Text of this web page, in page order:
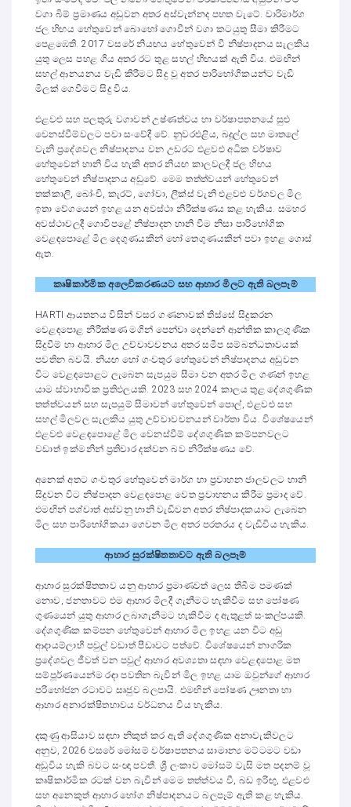
වගා බිම් ප්‍රමාණය අඩුවන අතර අස්වැන්නද පහත වැටේ. වාරිමාර්ග
ජල හිඟය හේතුවෙන් බොහෝ ගොවීන් වගා කටයුතු සීමා කිරීමට
පෙළඹෙති. 2017 වසරේ නියඟය හේතුවෙන් වී නිෂ්පාදනය සැලකිය
යුතු ලෙස පහළ ගිය අතර රට තුළ සහල් හිඟයක් ඇති විය. එමඟින්
සහල් ආනයනය වැඩි කිරීමට සිදු වූ අතර පාරිභෝගිකයන්ට වැඩි
මිලක් ගෙවීමට සිදු විය.
එළවළු සහ පලතුරු වගාවන් උෂ්ණත්වය හා වර්ෂාපතනයේ සුළු
වෙනස්වීම්වලට පවා සංවේදී වේ. නුවරඑළිය, බදුල්ල සහ මාතලේ
වැනි ප්‍රදේශවල නිෂ්පාදනය වන උඩරට එළවළු අධික වර්ෂාව
හේතුවෙන් හානි විය හැකි අතර නියඟ කාලවලදී ජල හිඟය
හේතුවෙන් නිෂ්පාදනය අඩුවේ. මෙම තත්ත්වයන් හේතුවෙන්
තක්කාලි, බෝංචි, කැරට්, ගෝවා, ලීක්ස් වැනි එළවළු වර්ගවල මිල
ඉතා වේගයෙන් ඉහළ යන අවස්ථා නිරීක්ෂණය කළ හැකිය. සමහර
අවස්ථාවලදී ගොවිපළේ නිෂ්පාදන හානි වීම නිසා පාරිභෝගික
වෙළඳපොළේ මිල දෙගුණයකින් හෝ තෙගුණයකින් පවා ඉහළ ගොස්
ඇත.
කෘෂිකාර්මික අලෙවිකරණයට සහ ආහාර මිලට ඇති බලපෑම්
HARTI ආයතනය විසින් වසර ගණනාවක් තිස්සේ සිදුකරන
වෙළඳපොළ නිරීක්ෂණ මගින් පෙන්වා දෙන්නේ ආන්තික කාලගුණික
සිදුවීම් හා ආහාර මිල උච්චාවචනය අතර සමීප සම්බන්ධතාවයක්
පවතින බවයි. නියඟ හෝ ගංවතුර හේතුවෙන් නිෂ්පාදනය අඩුවන
විට වෙළඳපොළට ලැබෙන සැපයුම සීමා වන අතර මිල ගණන් ඉහළ
යාම ස්වාභාවික ප්‍රතිඵලයකි. 2023 සහ 2024 කාලය තුළ දේශගුණික
තත්ත්වයන් සහ සැපයුම් සීමාවන් හේතුවෙන් පොල්, එළවළු සහ
සහල් මිලවල සැලකිය යුතු උච්චාවචනයන් වාර්තා විය. විශේෂයෙන්
එළවළු වෙළඳපොළේ මිල වෙනස්වීම් දේශගුණික කම්පනවලට
වඩාත් ඉක්මනින් ප්‍රතිචාර දක්වන බව නිරීක්ෂණය වේ.
අනෙක් අතට ගංවතුර හේතුවෙන් මාර්ග හා ප්‍රවාහන ජාලවලට හානි
සිදුවන විට නිෂ්පාදන වෙළඳපොළ වෙත ප්‍රවාහනය කිරීම ප්‍රමාද වේ.
එමඟින් පශ්චාත් අස්වනු හානි වැඩිවන අතර නිෂ්පාදකයාට ලැබෙන
මිල සහ පාරිභෝගිකයා ගෙවන මිල අතර පරතරය ද වැඩිවිය හැකිය.
ආහාර සුරක්ෂිතතාවට ඇති බලපෑම්
ආහාර සුරක්ෂිතතාව යනු ආහාර ප්‍රමාණවත් ලෙස තිබීම පමණක්
නොව, ජනතාවට එම ආහාර මිලදී ගැනීමට හැකිවීම සහ පෝෂණ
ගුණයෙන් යුතු ආහාර ලබාගැනීමට හැකිවීම ද ඇතුළත් සංකල්පයකි.
දේශගුණික කම්පන හේතුවෙන් ආහාර මිල ඉහළ යන විට අඩු
ආදායම්ලාභී පවුල් වඩාත් පීඩාවට පත්වේ. විශේෂයෙන් නාගරික
ප්‍රදේශවල ජීවත් වන පවුල් ආහාර අවශ්‍යතා සඳහා වෙළඳපොළ මත
සම්පූර්ණයෙන්ම රඳා පවතින බැවින් මිල ඉහළ යාම ඔවුන්ගේ ආහාර
පරිභෝජන රටාවට සෘජුව බලපායි. එමඟින් පෝෂණ ඌනතා හා
ආහාර අනාරක්ෂිතභාවය වර්ධනය විය හැකිය.
දකුණු ආසියාව සඳහා නිකුත් කර ඇති දේශගුණික අනාවැකිවලට
අනුව, 2026 වසරේ මෝසම් වර්ෂාපතනය සාමාන්‍ය මට්ටමට වඩා
අඩුවිය හැකි බවට සංඥා පවතී. ශ්‍රී ලංකාව මෝසම් වැසි මත පදනම් වූ
කෘෂිකාර්මික රටක් වන බැවින් මෙම තත්ත්වය වී, බඩ ඉරිඟු, එළවළු
සහ අනෙකුත් ආහාර භෝග නිෂ්පාදනයට බලපෑම් ඇති කළ හැකිය.